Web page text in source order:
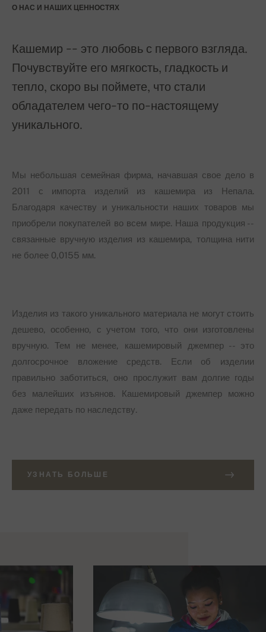
О НАС И НАШИХ ЦЕННОСТЯХ
Кашемир -- это любовь с первого взгляда.
Почувствуйте его мягкость, гладкость и
тепло, скоро вы поймете, что стали
обладателем чего-то по-настоящему
уникального.
Мы небольшая семейная фирма, начавшая свое дело в
2011 с импорта изделий из кашемира из Непала.
Благодаря качеству и уникальности наших товаров мы
приобрели покупателей во всем мире. Наша продукция --
связанные вручную изделия из кашемира, толщина нити
не более 0,0155 мм.
Изделия из такого уникального материала не могут стоить
дешево, особенно, с учетом того, что они изготовлены
вручную. Тем не менее, кашемировый джемпер -- это
долгосрочное вложение средств. Если об изделии
правильно заботиться, оно прослужит вам долгие годы
без малейших изъянов. Кашемировый джемпер можно
даже передать по наследству.
УЗНАТЬ БОЛЬШЕ